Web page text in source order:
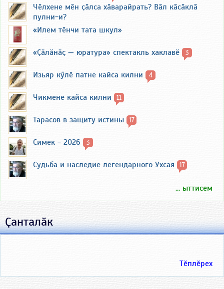
Чӗлхене мӗн ҫӑлса хӑварайрать? Вӑл кӑсӑклӑ
пулни-и?
«Илем тӗнчи тата шкул»
«Ҫӑлӑнӑҫ — юратура» спектакль хаклавӗ 3
Изьяр кӳлӗ патне кайса килни 4
Чикмене кайса килни 11
Тарасов в защиту истины 17
Симек - 2026 3
Судьба и наследие легендарного Ухсая 17
... ыттисем
Ҫанталӑк
Тӗплӗрех